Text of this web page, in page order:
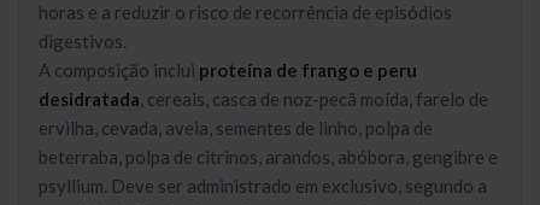
horas e a reduzir o risco de recorrência de episódios
digestivos.
A composição inclui proteína de frango e peru
desidratada , cereais, casca de noz-pecã moída, farelo de
ervilha, cevada, aveia, sementes de linho, polpa de
beterraba, polpa de citrinos, arandos, abóbora, gengibre e
psyllium. Deve ser administrado em exclusivo, segundo a